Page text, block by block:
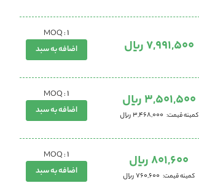
7,991,500 ریال
MOQ : 1
اضافه به سبد
3,501,500 ریال
کمینه قیمت 3,468,000 ریال
MOQ : 1
اضافه به سبد
801,600 ریال
کمینه قیمت 760,600 ریال
MOQ : 1
اضافه به سبد